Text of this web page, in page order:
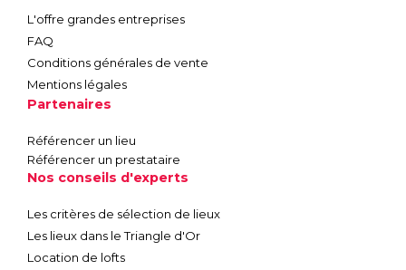
L'offre grandes entreprises
FAQ
Conditions générales de vente
Mentions légales
Partenaires
Référencer un lieu
Référencer un prestataire
Nos conseils d'experts
Les critères de sélection de lieux
Les lieux dans le Triangle d'Or
Location de lofts